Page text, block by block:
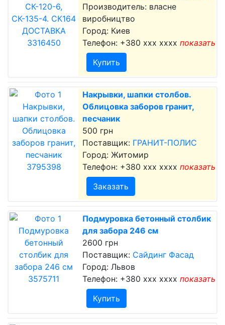
Производитель: власне
виробництво
Город: Киев
Телефон: +380 xxx xxxx показать
Купить
Накрывки, шапки столбов.
Облицовка заборов гранит,
песчаник
500 грн
Поставщик: ГРАНИТ-ПОЛИС
Город: Житомир
Телефон: +380 xxx xxxx показать
Заказать
Подмуровка бетонный столбик
для забора 246 см
2600 грн
Поставщик: Сайдинг Фасад
Город: Львов
Телефон: +380 xxx xxxx показать
Купить